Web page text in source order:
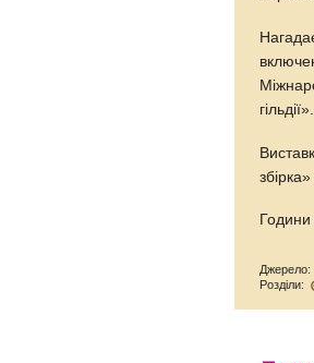
Години
Джерело:
Розділи: